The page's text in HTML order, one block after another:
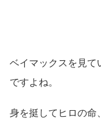
ベイマックスを見て
ですよね。
身を挺してヒロの命